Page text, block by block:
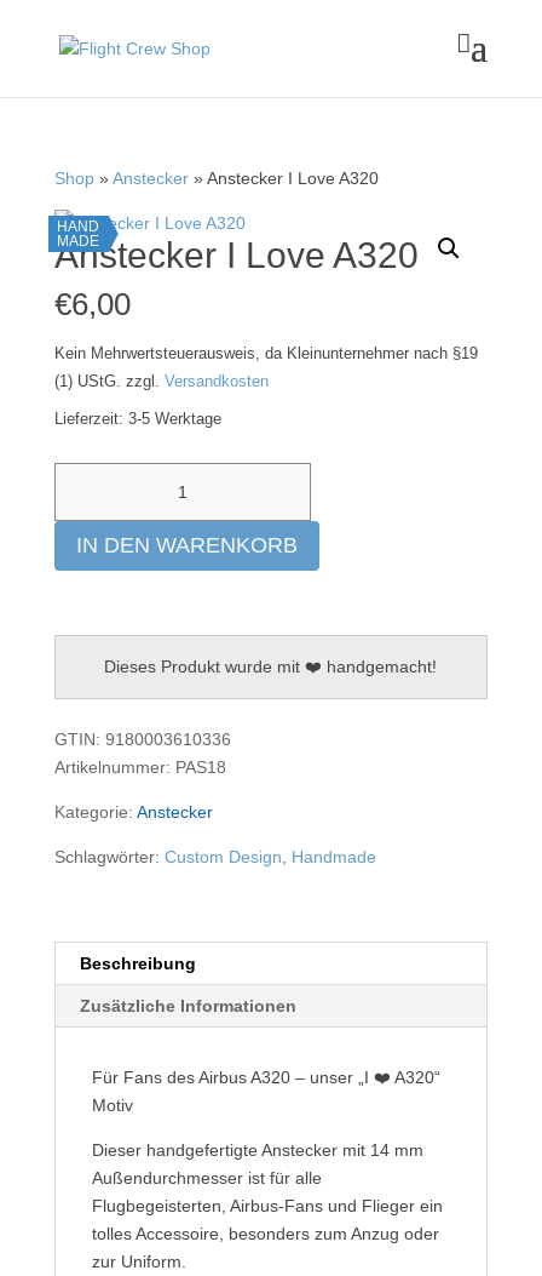

Shop»Anstecker» Anstecker I Love A320
HAND
MADE
Anstecker I Love A320
€6,00
Kein Mehrwertsteuerausweis, da Kleinunternehmer nach §19
(1) UStG. zzgl. Versandkosten
Lieferzeit: 3-5 Werktage
Love
A320
IN DEN WARENKORB
Dieses Produkt wurde mit ❤️ handgemacht!
GTIN: 9180003610336
Artikelnummer: PAS18
Kategorie: Anstecker
Schlagwörter: Custom Design Handmade
Beschreibung
Zusätzliche Informationen
Für Fans des Airbus A320 – unser „I ❤️ A320“
Motiv
Dieser handgefertigte Anstecker mit 14 mm
Außendurchmesser ist für alle
Flugbegeisterten, Airbus-Fans und Flieger ein
tolles Accessoire, besonders zum Anzug oder
zur Uniform.